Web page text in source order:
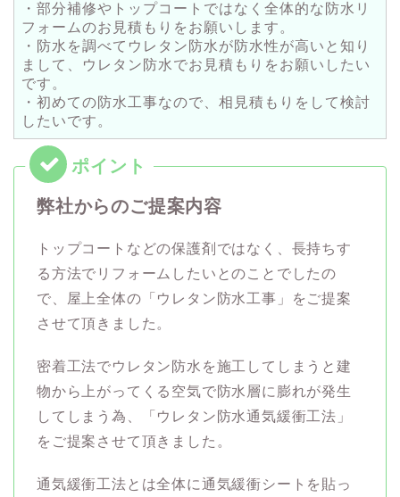
・部分補修やトップコートではなく全体的な防水リ
フォームのお見積もりをお願いします。
・防水を調べてウレタン防水が防水性が高いと知り
まして、ウレタン防水でお見積もりをお願いしたい
です。
・初めての防水工事なので、相見積もりをして検討
したいです。
弊社からのご提案内容
トップコートなどの保護剤ではなく、長持ちす
る方法でリフォームしたいとのことでしたの
で、屋上全体の「ウレタン防水工事」をご提案
させて頂きました。
密着工法でウレタン防水を施工してしまうと建
物から上がってくる空気で防水層に膨れが発生
してしまう為、「ウレタン防水通気緩衝工法」
をご提案させて頂きました。
通気緩衝工法とは全体に通気緩衝シートを貼っ